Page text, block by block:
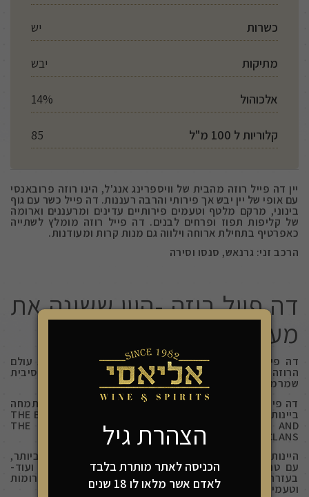
כשרות יש
מתיקות יבש
אלכוהול 14%
קלוריות ל 100 מ"ל 85
יין דה פייל רוזה מהבית של וויספרינג אנג'ל, הינו רוזה פרובאנסי
עם אופי של יין יבש אך פירותי והרבה רעננות. דה פייל כשר עם גוף
בינוני, מרקם מלטף וטעמים פירותיים עדינים ומרעננים וארומה
של קליפות תפוז ופרחים לבנים. דה פייל רוזה מומלץ לשתייה
כאפרטיף בתחילת ארוחה וילווה גם מנות קרות ומעודנות.
הרכב זני: גרנאש, סנסו וסירה
דה פייל רוזה -היין ששינה את
מעמד הרוזה
דה פייל רוזה כשר הוא יין מתוחכם שממשיך לאתגר את עולם
הרוזה של פרובאנס עם צבע וורוד חיוור וארומה אקספרסיבית
שמרמזת על הטעמים הנפלאים שלו.
דה פייל רוזה שייך לבית אסקלנס שבפרובאנס הוא בית המתמחה
ביינות רוזה בלבד עם 5 יינות המסודרות לפי דרגה: THE BEACH,
THE PALE, WHISPERING ANGEL, ROCK ANGEL AND
CHATEAU D'ESCLANS.
היינות של פרובאנס ידועים בעולם כיינות הרוזה הטובים ביותר,
עם טרואר אופטימלי לגידול ענבי הסנסו, גרנאש, סירה ועוד-
בעזרתם מייצרים יין רוזה עם צבע בהיר, רענן, עם ארומות
וטעמים פירותיים עם הדריות, פרחוניות וחמיצות מאוזנת.
הצהרת גיל
הכניסה לאתר מותרת בלבד
לאדם אשר מלאו לו 18 שנים